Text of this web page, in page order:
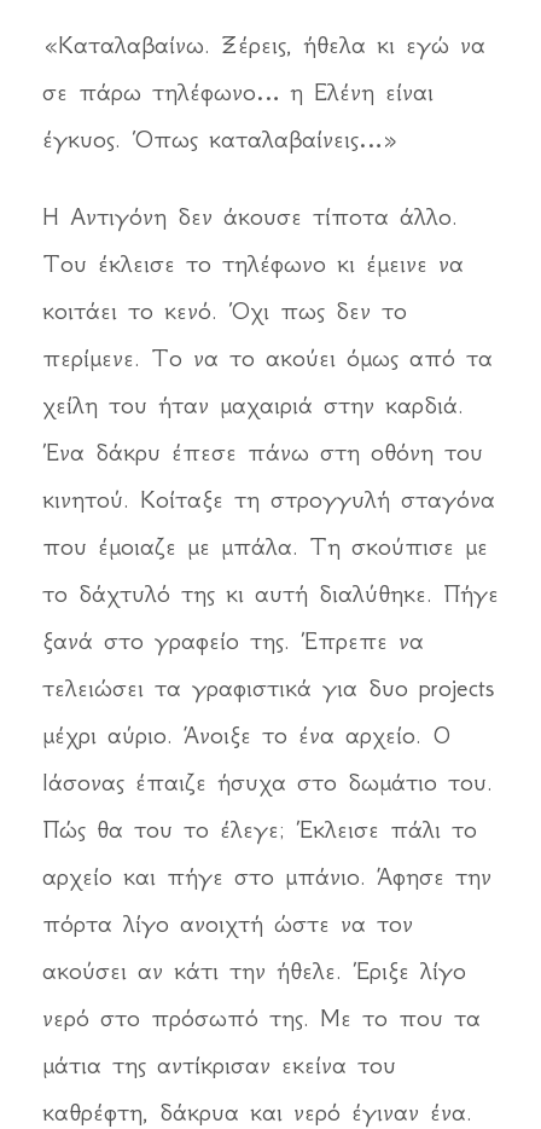
«Καταλαβαίνω. Ξέρεις, ήθελα κι εγώ να
σε πάρω τηλέφωνο… η Ελένη είναι
έγκυος. Όπως καταλαβαίνεις…»
Η Αντιγόνη δεν άκουσε τίποτα άλλο.
Του έκλεισε το τηλέφωνο κι έμεινε να
κοιτάει το κενό. Όχι πως δεν το
περίμενε. Το να το ακούει όμως από τα
χείλη του ήταν μαχαιριά στην καρδιά.
Ένα δάκρυ έπεσε πάνω στη οθόνη του
κινητού. Κοίταξε τη στρογγυλή σταγόνα
που έμοιαζε με μπάλα. Τη σκούπισε με
το δάχτυλό της κι αυτή διαλύθηκε. Πήγε
ξανά στο γραφείο της. Έπρεπε να
τελειώσει τα γραφιστικά για δυο projects
μέχρι αύριο. Άνοιξε το ένα αρχείο. Ο
Ιάσονας έπαιζε ήσυχα στο δωμάτιο του.
Πώς θα του το έλεγε; Έκλεισε πάλι το
αρχείο και πήγε στο μπάνιο. Άφησε την
πόρτα λίγο ανοιχτή ώστε να τον
ακούσει αν κάτι την ήθελε. Έριξε λίγο
νερό στο πρόσωπό της. Με το που τα
μάτια της αντίκρισαν εκείνα του
καθρέφτη, δάκρυα και νερό έγιναν ένα.